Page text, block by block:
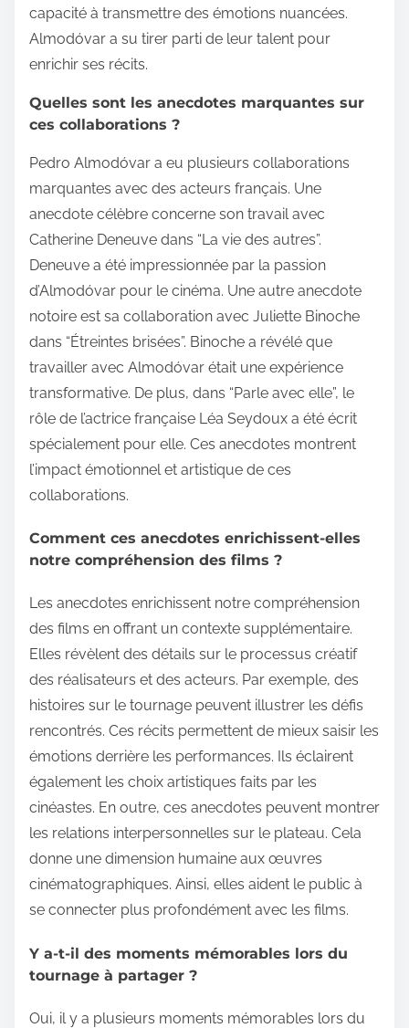
capacité à transmettre des émotions nuancées.
Almodóvar a su tirer parti de leur talent pour
enrichir ses récits.
Quelles sont les anecdotes marquantes sur
ces collaborations ?
Pedro Almodóvar a eu plusieurs collaborations
marquantes avec des acteurs français. Une
anecdote célèbre concerne son travail avec
Catherine Deneuve dans “La vie des autres”.
Deneuve a été impressionnée par la passion
d’Almodóvar pour le cinéma. Une autre anecdote
notoire est sa collaboration avec Juliette Binoche
dans “Étreintes brisées”. Binoche a révélé que
travailler avec Almodóvar était une expérience
transformative. De plus, dans “Parle avec elle”, le
rôle de l’actrice française Léa Seydoux a été écrit
spécialement pour elle. Ces anecdotes montrent
l’impact émotionnel et artistique de ces
collaborations.
Comment ces anecdotes enrichissent-elles
notre compréhension des films ?
Les anecdotes enrichissent notre compréhension
des films en offrant un contexte supplémentaire.
Elles révèlent des détails sur le processus créatif
des réalisateurs et des acteurs. Par exemple, des
histoires sur le tournage peuvent illustrer les défis
rencontrés. Ces récits permettent de mieux saisir les
émotions derrière les performances. Ils éclairent
également les choix artistiques faits par les
cinéastes. En outre, ces anecdotes peuvent montrer
les relations interpersonnelles sur le plateau. Cela
donne une dimension humaine aux œuvres
cinématographiques. Ainsi, elles aident le public à
se connecter plus profondément avec les films.
Y a-t-il des moments mémorables lors du
tournage à partager ?
Oui, il y a plusieurs moments mémorables lors du